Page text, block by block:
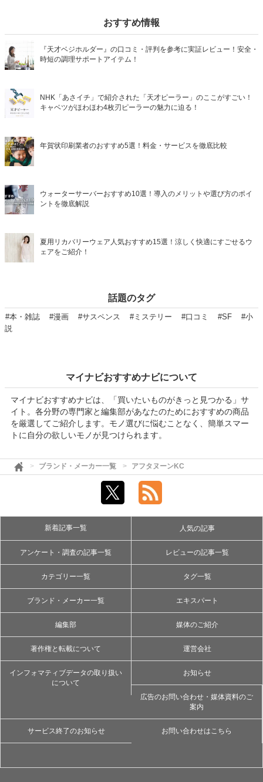
おすすめ情報
『天才ベジホルダー』の口コミ・評判を参考に実証レビュー！安全・
時短の調理サポートアイテム！
NHK「あさイチ」で紹介された「天才ピーラー」のここがすごい！
キャベツがほわほわ4枚刃ピーラーの魅力に迫る！
年賀状印刷業者のおすすめ5選！料金・サービスを徹底比較
ウォーターサーバーおすすめ10選！導入のメリットや選び方のポイ
ントを徹底解説
夏用リカバリーウェア人気おすすめ15選！涼しく快適にすごせるウ
ェアをご紹介！
話題のタグ
#本・雑誌 #漫画 #サスペンス #ミステリー #口コミ #SF
#小
説
マイナビおすすめナビについて
マイナビおすすめナビは、「買いたいものがきっと見つかる」サ
イト。各分野の専門家と編集部があなたのためにおすすめの商品
を厳選してご紹介します。モノ選びに悩むことなく、簡単スマー
トに自分の欲しいモノが見つけられます。
ブランド・メーカー一覧 アフタヌーンKC
新着記事一覧 人気の記事
アンケート・調査の記事一覧 レビューの記事一覧
カテゴリー一覧 タグ一覧
ブランド・メーカー一覧 エキスパート
編集部 媒体のご紹介
著作権と転載について 運営会社
インフォマティブデータの取り扱い
について
お知らせ
広告のお問い合わせ・媒体資料のご
案内
サービス終了のお知らせ お問い合わせはこちら